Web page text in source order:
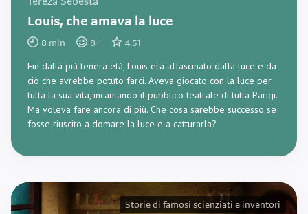
Louis, che amava la luce
8 min 8+ 4.51
Fin dalla più tenera età, Louis era affascinato dalla luce e da
ciò che avrebbe potuto farci. Aveva giocato con la luce per
tutta la sua vita, incantando il pubblico teatrale di tutta Parigi.
Ma voleva fare ancora di più. Che cosa sarebbe successo se
fosse riuscito a domare la luce e a catturarla?
Storie di famosi scienziati e inventori